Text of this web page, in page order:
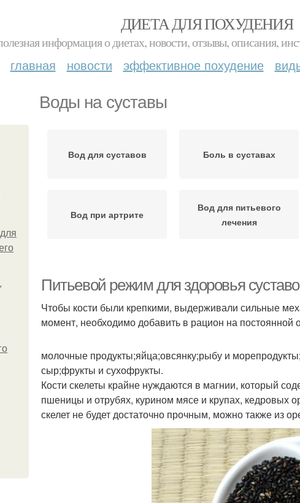
ДИЕТА ДЛЯ ПОХУДЕНИЯ
информация о диетах, новости, отзывы, описания,
главная новости эффективное похудение
Воды на суставы
Вод для суставов Боль в суставах
Вод при артрите
Вод для питьевого
лечения
Питьевой режим для здоровья
Чтобы кости были крепкими, выдерживали сильные
момент, необходимо добавить в рацион на постоянной
молочные продукты;яйца;овсянку;рыбу и
сыр;фрукты и сухофрукты.
Кости скелеты крайне нуждаются в магнии, который
пшеницы и отрубях, курином мясе и крупах, кедровых
скелет не будет достаточно прочным, можно также из